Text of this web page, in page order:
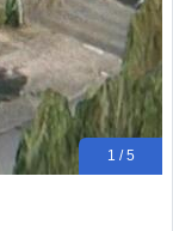
1 / 5